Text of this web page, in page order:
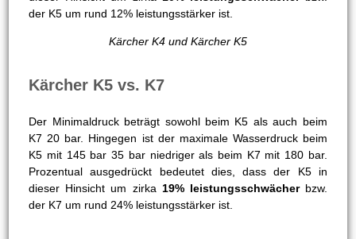
der K5 um rund 12% leistungsstärker ist.